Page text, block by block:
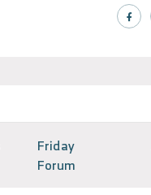
Friday
Forum